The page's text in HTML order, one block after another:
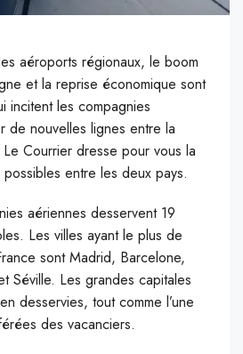
aéroports régionaux, le boom
et la reprise économique sont
incitent les compagnies
de nouvelles lignes entre la
Le Courrier dresse pour vous la
entre les deux pays.
aériennes desservent 19
Les villes ayant le plus de
sont Madrid, Barcelone,
Séville. Les grandes capitales
desservies, tout comme l’une
des vacanciers.